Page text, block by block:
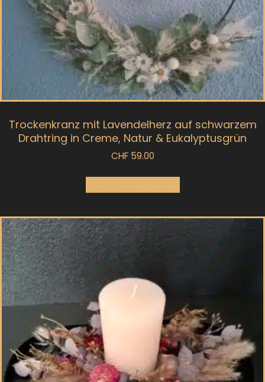
Trockenkranz mit Lavendelherz auf schwarzem
Drahtring in Creme, Natur & Eukalyptusgrün
CHF59.00